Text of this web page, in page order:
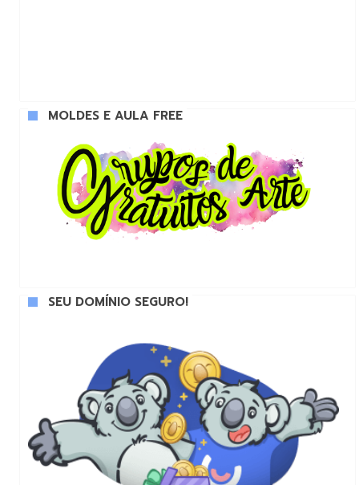
MOLDES E AULA FREE
SEU DOMÍNIO SEGURO!